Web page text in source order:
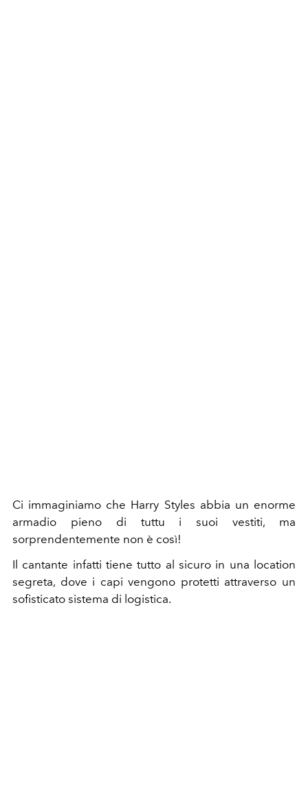
Ci immaginiamo che Harry Styles abbia un enorme
armadio pieno di tuttu i suoi vestiti, ma
sorprendentemente non è così!
Il cantante infatti tiene tutto al sicuro in una location
segreta, dove i capi vengono protetti attraverso un
sofisticato sistema di logistica.